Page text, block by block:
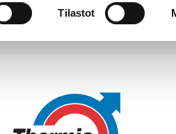
Tilastot
tästä Thermian graafinen ohje,